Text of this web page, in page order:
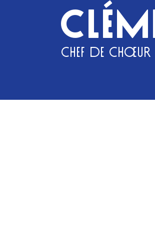
CHEF DE CHŒUR